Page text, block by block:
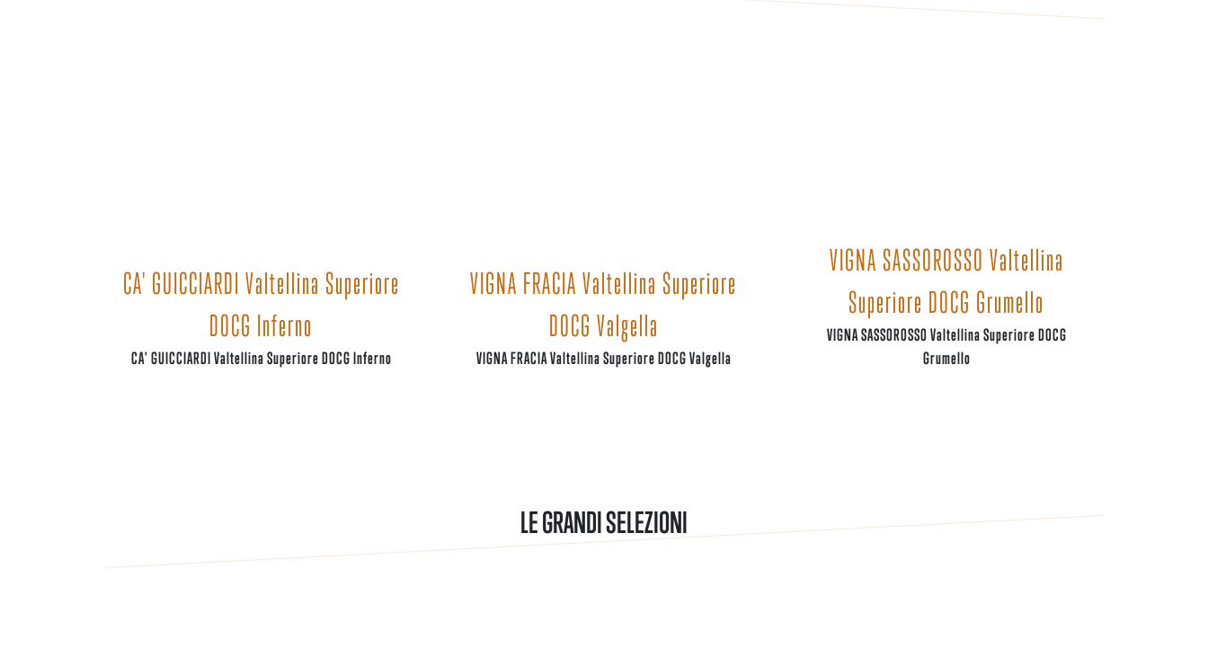
CA' GUICCIARDI Valtellina Superiore
DOCG Inferno
CA' GUICCIARDI Valtellina Superiore DOCG Inferno
VIGNA FRACIA Valtellina Superiore
DOCG Valgella
VIGNA FRACIA Valtellina Superiore DOCG Valgella
VIGNA SASSOROSSO Valtellina
Superiore DOCG Grumello
VIGNA SASSOROSSO Valtellina Superiore DOCG
Grumello
LE GRANDI SELEZIONI